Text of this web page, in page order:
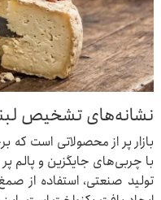
نشانه‌های تشخیص
بازار پر از محصولاتی است که
با چربی‌های جایگزین و
تولید صنعتی، استفاده از